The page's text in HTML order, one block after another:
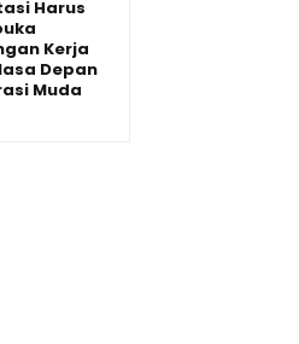
Harus
Kerja
Depan
Muda